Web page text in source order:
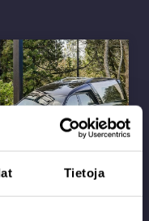
Tietoja